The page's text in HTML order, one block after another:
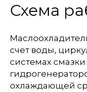
Схема
счет воды,
системах
охлаждающей